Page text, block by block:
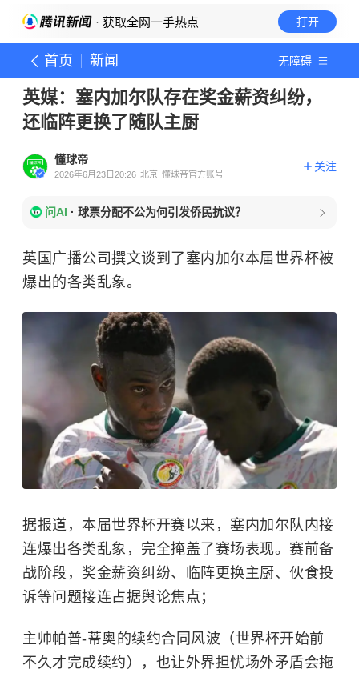
· 获取全网一手热点 打开
首页 新闻 无障碍
英媒：塞内加尔队存在奖金薪资纠纷，
还临阵更换了随队主厨
懂球帝
2026年6月23日20:26 北京 懂球帝官方账号
关注
问AI · 球票分配不公为何引发侨民抗议？
英国广播公司撰文谈到了塞内加尔本届世界杯被
爆出的各类乱象。
据报道， 本届世界杯开赛以来，塞内加尔队内接
连爆出各类乱象，完全掩盖了赛场表现。 赛前备
战阶段，奖金薪资纠纷、临阵更换主厨、伙食投
诉等问题接连占据舆论焦点；
主帅帕普-蒂奥的续约合同风波（世界杯开始前
不久才完成续约），也让外界担忧场外矛盾会拖